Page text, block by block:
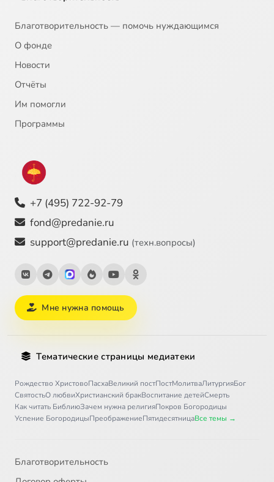
Благотворительность — помочь нуждающимся
О фонде
Новости
Отчёты
Им помогли
Программы
+7 (495) 722-92-79
fond@predanie.ru
support@predanie.ru (техн.вопросы)
Мне нужна помощь
Тематические страницы медиатеки
Рождество ХристовоПасхаВеликий постПостМолитваЛитургияБог
СвятостьО любвиХристианский бракВоспитание детейСмерть
Как читать БиблиюЗачем нужна религияПокров Богородицы
Успение БогородицыПреображениеПятидесятницаВсе темы →
Благотворительность